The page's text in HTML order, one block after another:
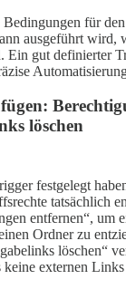
für
ausgeführt wird,
Ein gut definierter
löschen
festgelegt
tatsächlich
entfernen“, um
Ordner zu
löschen“
keine externen